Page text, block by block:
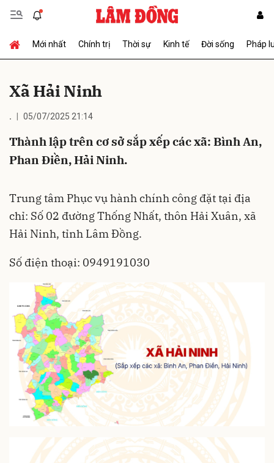
Mới nhất Chính trị Thời sự Kinh tế Đời sống Pháp
Xã Hải Ninh
. 05/07/2025 21:14
Thành lập trên cơ sở sắp xếp các xã: Bình An,
Phan Điền, Hải Ninh.
Trung tâm Phục vụ hành chính công đặt tại địa
chỉ: Số 02 đường Thống Nhất, thôn Hải Xuân, xã
Hải Ninh, tỉnh Lâm Đồng.
Số điện thoại: 0949191030
Gửi bình luận